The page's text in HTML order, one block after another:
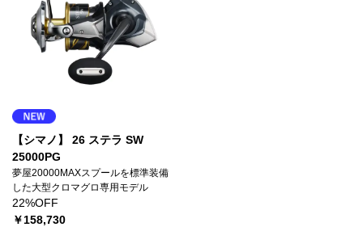
【シマノ】 26 ステラ SW
25000PG
夢屋20000MAXスプールを標準装備
した大型クロマグロ専用モデル
22%OFF
￥158,730